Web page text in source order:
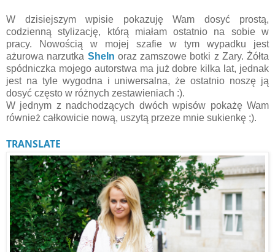
W dzisiejszym wpisie pokazuję Wam dosyć prostą,
codzienną stylizację, którą miałam ostatnio na sobie w
pracy. Nowością w mojej szafie w tym wypadku jest
ażurowa narzutka SheIn oraz zamszowe botki z Zary. Żółta
spódniczka mojego autorstwa ma już dobre kilka lat, jednak
jest na tyle wygodna i uniwersalna, że ostatnio noszę ją
dosyć często w różnych zestawieniach :).
W jednym z nadchodzących dwóch wpisów pokażę Wam
również całkowicie nową, uszytą przeze mnie sukienkę ;).
TRANSLATE